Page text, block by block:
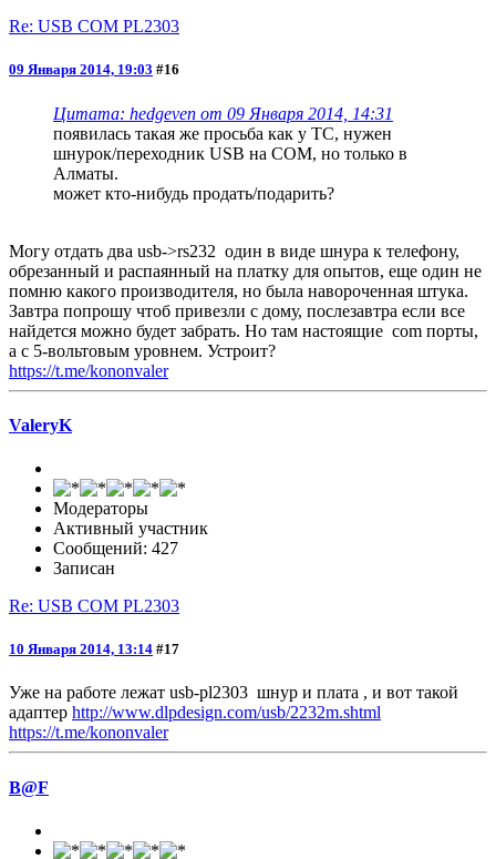
Re: USB COM PL2303
09 Января 2014, 19:03 #16
Цитата: hedgeven от 09 Января 2014, 14:31
появилась такая же просьба как у ТС, нужен
шнурок/переходник USB на COM, но только в
Алматы.
может кто-нибудь продать/подарить?
Могу отдать два usb->rs232 один в виде шнура к телефону,
обрезанный и распаянный на платку для опытов, еще один не
помню какого производителя, но была навороченная штука.
Завтра попрошу чтоб привезли с дому, послезавтра если все
найдется можно будет забрать. Но там настоящие com порты,
а с 5-вольтовым уровнем. Устроит?
https://t.me/kononvaler
ValeryK
Модераторы
Активный участник
Сообщений: 427
Записан
Re: USB COM PL2303
10 Января 2014, 13:14 #17
Уже на работе лежат usb-pl2303 шнур и плата , и вот такой
адаптер http://www.dlpdesign.com/usb/2232m.shtml
https://t.me/kononvaler
B@F